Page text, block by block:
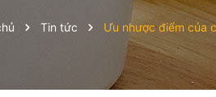
Tin tức Ưu nhược điểm của